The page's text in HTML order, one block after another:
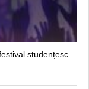
studențesc